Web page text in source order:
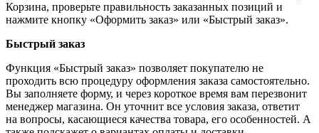
Корзина, проверьте правильность заказанных позиций и
нажмите кнопку «Оформить заказ» или «Быстрый заказ».
Быстрый заказ
Функция «Быстрый заказ» позволяет покупателю не
проходить всю процедуру оформления заказа самостоятельно.
Вы заполняете форму, и через короткое время вам перезвонит
менеджер магазина. Он уточнит все условия заказа, ответит
на вопросы, касающиеся качества товара, его особенностей. А